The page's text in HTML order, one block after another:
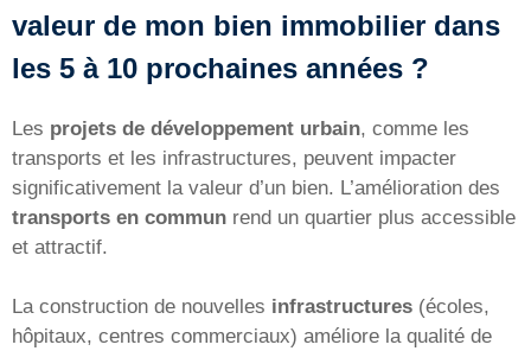
valeur de mon bien immobilier dans
les 5 à 10 prochaines années ?
Les projets de développement urbain, comme les
transports et les infrastructures, peuvent impacter
significativement la valeur d’un bien. L’amélioration des
transports en commun rend un quartier plus accessible
et attractif.
La construction de nouvelles infrastructures (écoles,
hôpitaux, centres commerciaux) améliore la qualité de